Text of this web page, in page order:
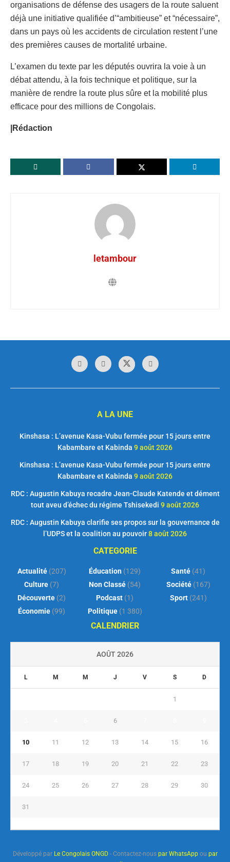
organisations de défense des usagers de la route saluent
déjà une initiative qualifiée d’“ambitieuse” et “nécessaire”,
dans un pays où les accidents de circulation restent l’une
des premières causes de mortalité urbaine.
L’examen du texte par les députés ouvrira la voie à un
débat attendu, à la fois technique et politique, sur la
manière de rendre la route plus sûre et la mobilité plus
efficace pour des millions de Congolais.
|Rédaction
letambour
A LA UNE
Kinshasa : L’avenue Kasa-Vubu fermée pour 15 jours entre
Kabambare et Kabinda 9 août 2026
Kinshasa : L’avenue Kasa-Vubu fermée pour 15 jours entre
Kabambare et Kabinda 9 août 2026
RDC : Augustin Kabuya recadre Jean-Claude Katende et dément
tout aveu d’échec du régime Tshisekedi 9 août 2026
RDC : Augustin Kabuya clarifie ses propos sur la gouvernance de
l’UDPS et la coalition au pouvoir8 août 2026
CATEGORIE
Actualité(207)
Culture (7)
Découverte (2)
Économie (99)
Éducation (129)
Non Classé (54)
Podcast (1)
Politique(1 380)
Santé (41)
Société(167)
Sport(241)
CALENDRIER
AOÛT 2026
L M M J V S D
1
6
10 11 12 13 14 15 16
17 18 19 20 21 22 23
24 25 26 27 28 29 30
31
Développé par Le Congolais ONGD- Contactez-nous par WhatsAppou par